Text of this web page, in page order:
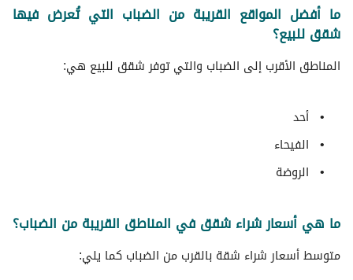
ما أفضل المواقع القريبة من الضباب التي تُعرض فيها
شقق للبيع؟
المناطق الأقرب إلى الضباب والتي توفر شقق للبيع هي:
أحد
الفيحاء
الروضة
ما هي أسعار شراء شقق في المناطق القريبة من الضباب؟
متوسط ​​أسعار شراء شقة بالقرب من الضباب كما يلي: